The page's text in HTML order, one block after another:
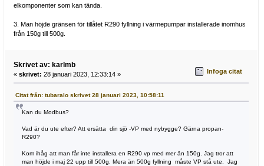
elkomponenter som kan tända.
3. Man höjde gränsen för tillåtet R290 fyllning i värmepumpar installerade inomhus
från 150g till 500g.
Skrivet av: karlmb
« skrivet: 28 januari 2023, 12:33:14 » Infoga citat
Citat från: tubaralo skrivet 28 januari 2023, 10:58:11
Kan du Modbus?
Vad är du ute efter? Att ersätta din sjö -VP med nybygge? Gärna propan-
R290?
Kom ihåg att man får inte installera en R290 vp med mer än 150g. Jag tror att
man höjde i maj 22 upp till 500g. Mera än 500g fyllning måste VP stå ute. Jag